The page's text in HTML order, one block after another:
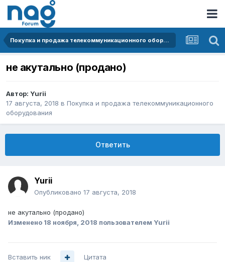
Покупка и продажа телекоммуникационного оборудования
не акутально (продано)
Автор: Yurii
17 августа, 2018 в Покупка и продажа телекоммуникационного
оборудования
Ответить
Yurii
Опубликовано 17 августа, 2018
не акутально (продано)
Изменено 18 ноября, 2018 пользователем Yurii
Вставить ник Цитата